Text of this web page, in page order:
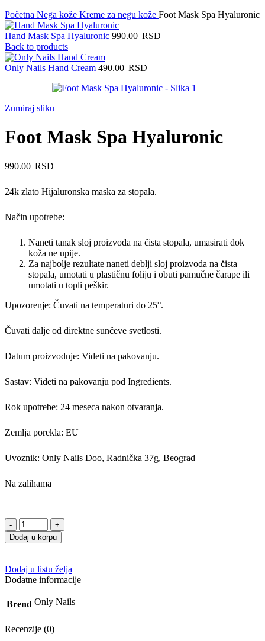
Početna Nega kože Kreme za negu kože Foot Mask Spa Hyaluronic
Hand Mask Spa Hyaluronic 990.00 RSD
Back to products
Only Nails Hand Cream 490.00 RSD
Zumiraj sliku
Foot Mask Spa Hyaluronic
990.00 RSD
24k zlato Hijaluronska maska za stopala.
Način upotrebe:
Naneti tanak sloj proizvoda na čista stopala, umasirati dok
koža ne upije.
Za najbolje rezultate naneti deblji sloj proizvoda na čista
stopala, umotati u plastičnu foliju i obuti pamučne čarape ili
umotati u topli peškir.
Upozorenje: Čuvati na temperaturi do 25°.
Čuvati dalje od direktne sunčeve svetlosti.
Datum proizvodnje: Videti na pakovanju.
Sastav: Videti na pakovanju pod Ingredients.
Rok upotrebe: 24 meseca nakon otvaranja.
Zemlja porekla: EU
Uvoznik: Only Nails Doo, Radnička 37g, Beograd
Na zalihama
Dodaj u korpu
Dodaj u listu želja
Dodatne informacije
Brend Only Nails
Recenzije (0)